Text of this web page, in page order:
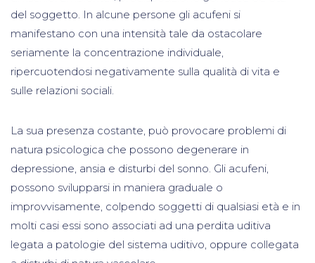
del soggetto. In alcune persone gli acufeni si
manifestano con una intensità tale da ostacolare
seriamente la concentrazione individuale,
ripercuotendosi negativamente sulla qualità di vita e
sulle relazioni sociali.
La sua presenza costante, può provocare problemi di
natura psicologica che possono degenerare in
depressione, ansia e disturbi del sonno. Gli acufeni,
possono svilupparsi in maniera graduale o
improvvisamente, colpendo soggetti di qualsiasi età e in
molti casi essi sono associati ad una perdita uditiva
legata a patologie del sistema uditivo, oppure collegata